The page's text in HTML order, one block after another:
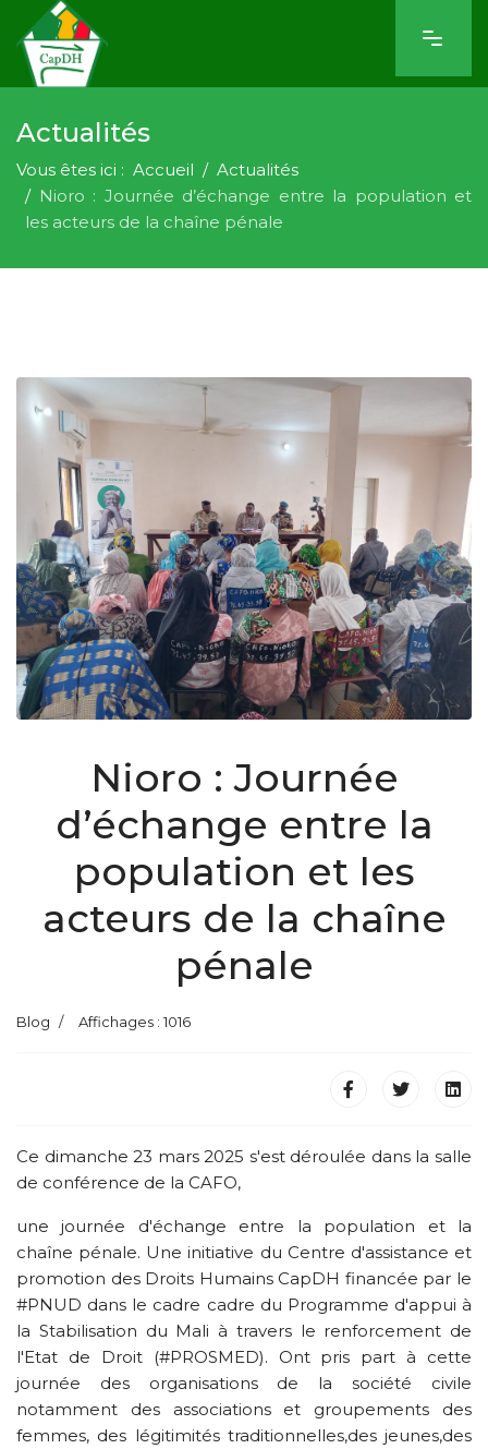
Actualités
Vous êtes ici : Accueil
Actualités
Nioro : Journée d’échange entre la population et
les acteurs de la chaîne pénale
Nioro : Journée
d’échange entre la
population et les
acteurs de la chaîne
pénale
Blog Affichages : 1016
Ce dimanche 23 mars 2025 s'est déroulée dans la salle
de conférence de la CAFO,
une journée d'échange entre la population et la
chaîne pénale. Une initiative du Centre d'assistance et
promotion des Droits Humains CapDH financée par le
#PNUD dans le cadre cadre du Programme d'appui à
la Stabilisation du Mali à travers le renforcement de
l'Etat de Droit (#PROSMED). Ont pris part à cette
journée des organisations de la société civile
notamment des associations et groupements des
femmes, des légitimités traditionnelles,des jeunes,des